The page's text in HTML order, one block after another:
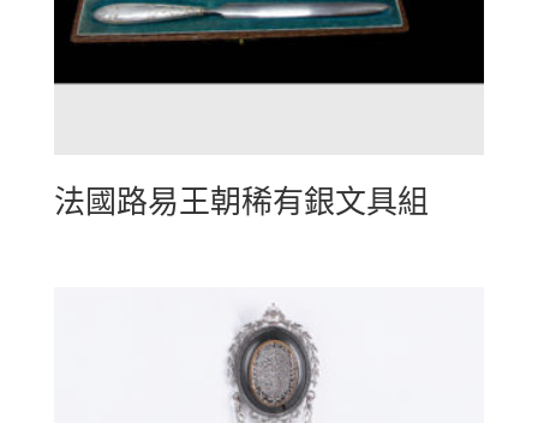
法國路易王朝稀有銀文具組